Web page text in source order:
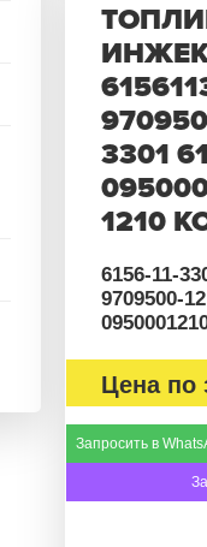
3301
1210
6156-11-
9709500-
Цена по
Запросить в